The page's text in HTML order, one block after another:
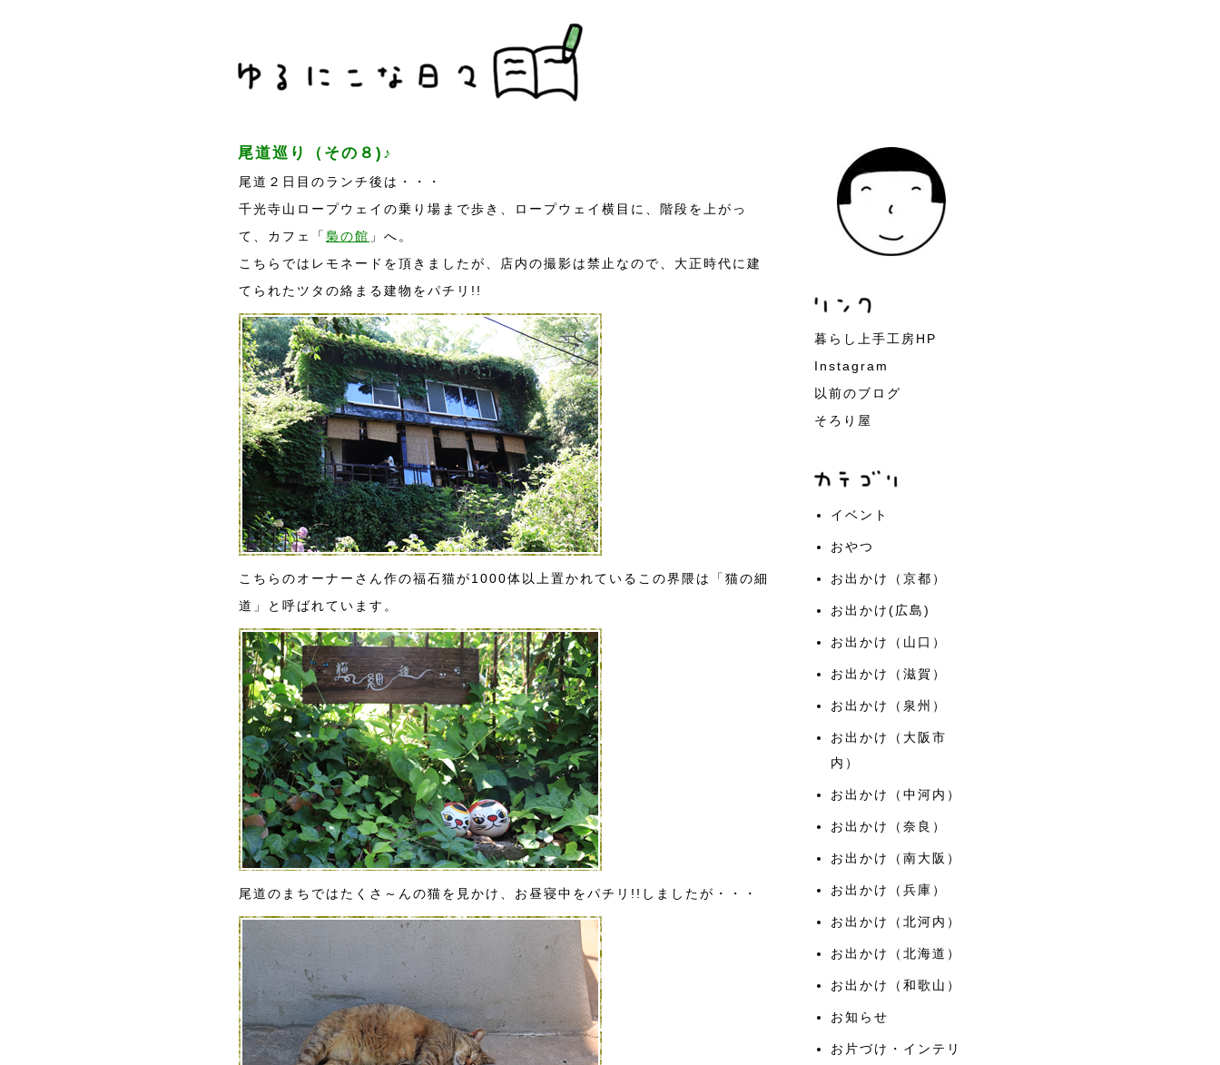
尾道巡り（その８)♪
尾道２日目のランチ後は・・・
千光寺山ロープウェイの乗り場まで歩き、ロープウェイ横目に、階段を上がっ
て、カフェ「 梟の館 」へ。
こちらではレモネードを頂きましたが、店内の撮影は禁止なので、大正時代に建
てられたツタの絡まる建物をパチリ!!
こちらのオーナーさん作の福石猫が1000体以上置かれているこの界隈は「猫の細
道」と呼ばれています。
尾道のまちではたくさ～んの猫を見かけ、お昼寝中をパチリ!!しましたが・・・
暮らし上手工房HP
Instagram
以前のブログ
そろり屋
イベント
おやつ
お出かけ（京都）
お出かけ(広島)
お出かけ（山口）
お出かけ（滋賀）
お出かけ（泉州）
お出かけ（大阪市
内）
お出かけ（中河内）
お出かけ（奈良）
お出かけ（南大阪）
お出かけ（兵庫）
お出かけ（北河内）
お出かけ（北海道）
お出かけ（和歌山）
お知らせ
お片づけ・インテリ